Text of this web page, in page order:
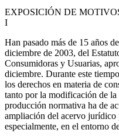
EXPOSICIÓN DE
I
Han pasado más de 15 años
diciembre de 2003, del
Consumidoras y Usuarias,
diciembre. Durante este
los derechos en materia de
tanto por la modificación de
producción normativa ha de
ampliación del acervo jurídico
especialmente, en el entorno